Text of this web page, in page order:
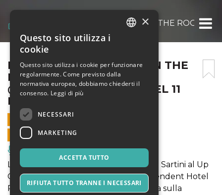
FABRIZIO SARTINI – UP ON THE ROOF
FABRIZIO SARTINI – UP ON THE
ROOF MUSIC CLUB
@THEINDEPENDENTHOTEL 11
NOVEMBRE 2019
11 NOVEMBRE 2019 - 20:00
VENDITE ONLINE TERMINATE
Musica, Eventi Live, Club
L' 11 novembre 2019 alle 20:00 Fabrizio Sartini al Up
On The Roof Music Club @TheIndependent Hotel
Roma. Regalati una meravigliosa serata sulla
×
Questo sito utilizza i
cookie
Questo sito utilizza i cookie per funzionare
regolarmente. Come previsto dalla
normativa europea, dobbiamo chiederti il
consenso. Leggi di più
NECESSARI
MARKETING
ACCETTA TUTTO
RIFIUTA TUTTO TRANNE I NECESSARI